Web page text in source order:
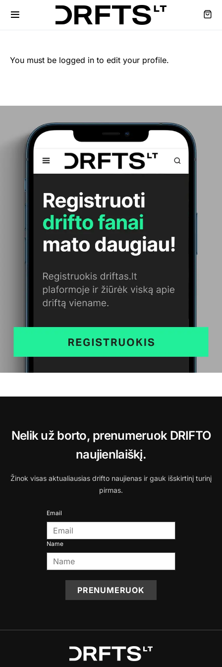
You must be logged in to edit your profile.
Nelik už borto, prenumeruok DRIFTO
naujienlaiškį.
Žinok visas aktualiausias drifto naujienas ir gauk išskirtinį turinį
pirmas.
Email
Name
PRENUMERUOK